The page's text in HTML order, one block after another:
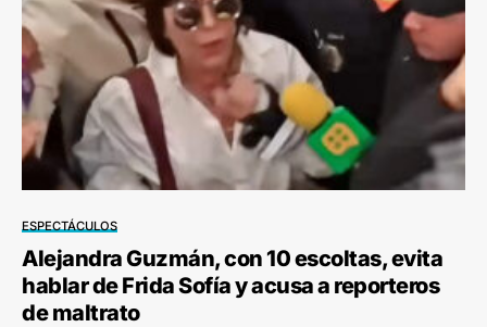
ESPECTÁCULOS
Alejandra Guzmán, con 10 escoltas, evita
hablar de Frida Sofía y acusa a reporteros
de maltrato